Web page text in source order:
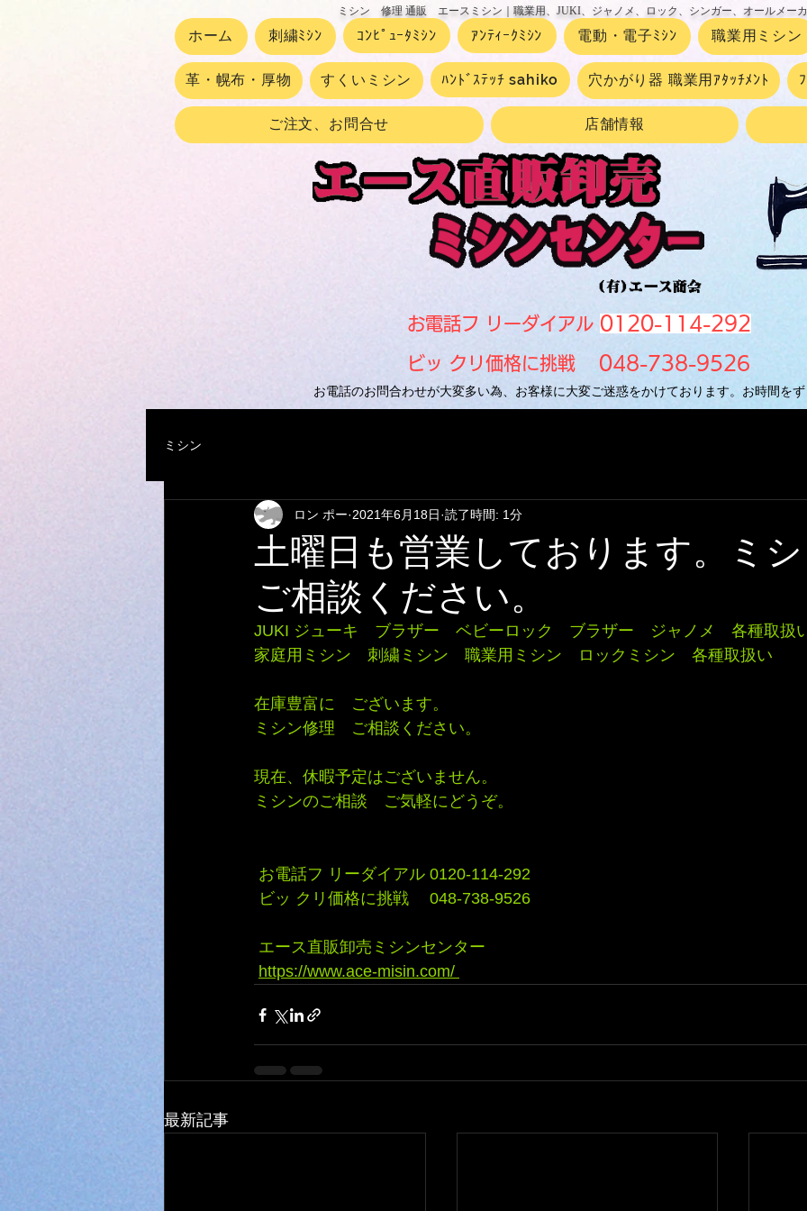
ホーム 刺繍ﾐｼﾝ ｺﾝﾋﾟｭｰﾀﾐｼﾝ ｱﾝﾃｨｰｸﾐｼﾝ 電動・電子ﾐｼﾝ 職業用ミシン
革・幌布・厚物 すくいミシン ﾊﾝﾄﾞｽﾃｯﾁ sahiko 穴かがり器 職業用ｱﾀｯﾁﾒﾝﾄ
ご注文、お問合せ 店舗情報
ミシン 修理 通販 エースミシン｜職業用、JUKI、ジャノメ、ロック、シンガー、オールメー
お電話フ リーダイアル 0120-114-292
ビッ クリ価格に挑戦 048-738-9526
お電話のお問合わせが大変多い為、お客様に大変ご迷惑をかけております。お時間を
ミシン
土曜日も営業しております。ミ
ご相談ください。
ロン ポー 2021年6月18日 読了時間: 1分
JUKI ジューキ　ブラザー　ベビーロック　ブラザー　ジャノメ　各種取
家庭用ミシン　刺繍ミシン　職業用ミシン　ロックミシン　各種取扱い
在庫豊富に　ございます。
ミシン修理　ご相談ください。
現在、休暇予定はございません。
ミシンのご相談　ご気軽にどうぞ。
お電話フ リーダイアル 0120-114-292
ビッ クリ価格に挑戦　 048-738-9526
エース直販卸売ミシンセンター
https://www.ace-misin.com/
最新記事